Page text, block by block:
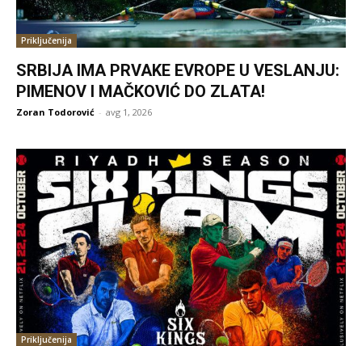
Priključenija
SRBIJA IMA PRVAKE EVROPE U VESLANJU:
PIMENOV I MAČKOVIĆ DO ZLATA!
Zoran Todorović - avg 1, 2026
Priključenija